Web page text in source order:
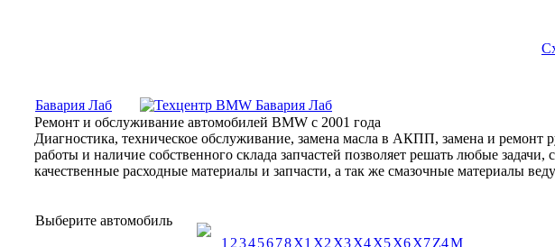
Бавария Лаб
Ремонт и обслуживание автомобилей BMW с 2001 года
Диагностика, техническое обслуживание, замена масла в АКПП, замена и
работы и наличие собственного склада запчастей позволяет решать любые
качественные расходные материалы и запчасти, а так же смазочные материалы
Выберите автомобиль
1 2345678X1 X2 X3X4X5X6X7Z4М